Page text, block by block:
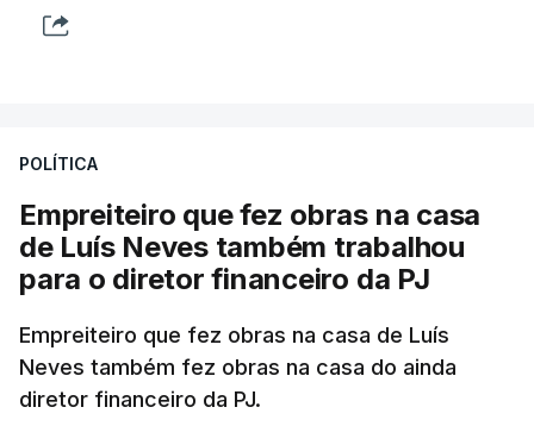
POLÍTICA
Empreiteiro que fez obras na casa
de Luís Neves também trabalhou
para o diretor financeiro da PJ
Empreiteiro que fez obras na casa de Luís
Neves também fez obras na casa do ainda
diretor financeiro da PJ.